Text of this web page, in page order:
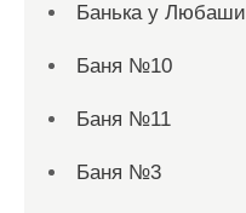
Банька у Любаши
Баня №10
Баня №11
Баня №3